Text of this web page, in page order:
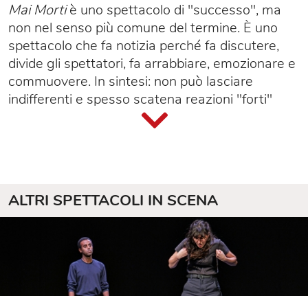
Mai Mortiè uno spettacolo di "successo", ma
non nel senso più comune del termine. È uno
spettacolo che fa notizia perché fa discutere,
divide gli spettatori, fa arrabbiare, emozionare e
commuovere. In sintesi: non può lasciare
indifferenti e spesso scatena reazioni "forti"
(che purtroppo sono arrivate addirittura alle
avuto lunghe tournée e nel 2004 è andato in
scena nella stagione del Piccolo Teatro di
Bebo Storti dà voce e corpo a un nostalgico
delle "belle imprese" del ventennio fascista, oggi
ALTRI SPETTACOLI IN SCENA